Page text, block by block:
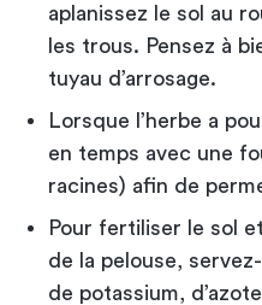
aplanissez le sol au
les trous. Pensez à
tuyau d’arrosage.
Lorsque l’herbe a
en temps avec une
racines) afin de
Pour fertiliser le sol
de la pelouse,
de potassium,